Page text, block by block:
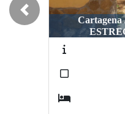
Cartagena
Previous